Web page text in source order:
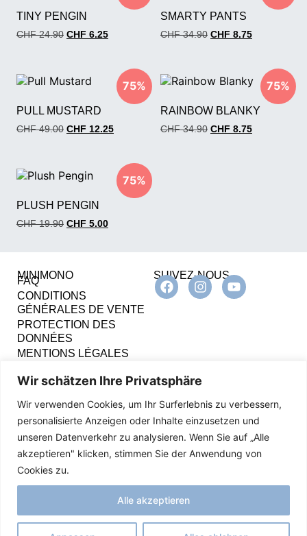
Wir schätzen Ihre Privatsphäre
Wir verwenden Cookies, um Ihr Surferlebnis zu verbessern,
personalisierte Anzeigen oder Inhalte einzusetzen und
unseren Datenverkehr zu analysieren. Wenn Sie auf „Alle
akzeptieren" klicken, stimmen Sie der Anwendung von
Cookies zu.
Alle akzeptieren
TINY PENGIN
CHF24.90 CHF 6.25
SMARTY PANTS
CHF34.90 CHF 8.75
75%
PULL MUSTARD
CHF49.00 CHF 12.25
75%
RAINBOW BLANKY
CHF34.90 CHF 8.75
75%
PLUSH PENGIN
CHF19.90 CHF 5.00
MINIMONO
FAQ
CONDITIONS
GÉNÉRALES DE VENTE
PROTECTION DES
DONNÉES
MENTIONS LÉGALES
SUIVEZ-NOUS
CONTACT
Du lundi au vendredi
9h00 - 12h00
Pengin & Friends AG
Sickingerstrasse 10
3014 Berne, Suisse
Téléphone +41 31 333 13 63